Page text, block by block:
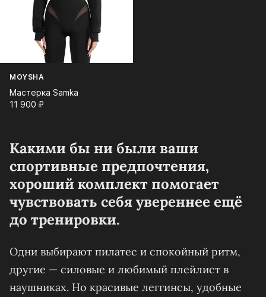
MOYSHA
Мастерка Samka
11 900⁠ ⁠₽
Какими бы ни были ваши
спортивные предпочтения,
хороший комплект помогает
чувствовать себя увереннее ещё
до тренировки.
Одни выбирают пилатес и спокойный ритм,
другие — силовые и любимый плейлист в
наушниках. Но красивые леггинсы, удобные